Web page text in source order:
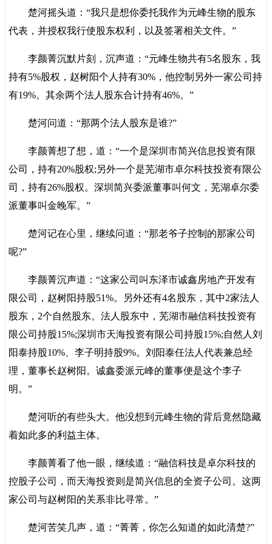
楚河摇头道：“我只是想你委托我作为元峰生物的股东
代表，并授权我行使股东权利，以及签署相关文件。”
李颜菁沉默片刻，沉声道：“元峰生物共有5名股东，我
持有5%股权，赵树阳个人持有30%，他控制另外一家公司持
有19%。其余两个法人股东合计持有46%。”
楚河问道：“那两个法人股东是谁?”
李颜菁想了想，道：“一个是深圳市简兴信息投资有限
公司，持有20%股权;另外一个是芜湖市卓尔科技投资有限公
司，持有26%股权。深圳简兴委派董事叫何文，芜湖卓尔委
派董事叫金晚军。”
楚河记在心里，继续问道：“那老爷子控制的那家公司
呢?”
李颜菁沉声道：“这家公司叫东泽市诚鑫房地产开发有
限公司，赵树阳持股51%。另外还有4名股东，其中2家法人
股东，2个自然股东。法人股东中，芜湖市融信科技投资有
限公司持股15%;深圳市天海投资有限公司持股15%;自然人刘
阳泰持股10%、李子明持股9%。刘阳泰任法人代表兼总经
理，董事长赵树阳。诚鑫委派元峰的董事便是这个李子
明。”
楚河听的有些头大。他没想到元峰生物的背后竟然隐藏
着如此多的利益主体。
李颜菁看了他一眼，继续道：“融信科技是卓尔科技的
控股子公司，而天海投资则是简兴信息的全资子公司。这两
家公司与赵树阳的关系非比寻常。”
楚河苦笑几声，道：“菁菁，你怎么知道的如此清楚?”